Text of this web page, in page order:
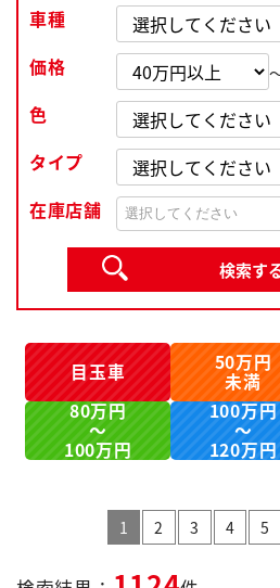
車種
価格
色
タイプ
在庫店舗
選択してください
目玉車 50万円
未満
80万円
～
100万円
100万円
～
120万円
1 2 3 4 5